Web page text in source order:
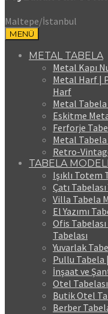
Maltepe/İstanbul
MENÜ
METAL TABELA
Metal Kapı
Metal Harf |
Harf
Metal
Eskitme
Ferforje
Metal
Retro-
TABELA
Işıklı Totem
Çatı
Villa Tabela
El Yazımı
Ofis
Tabelası
Yuvarlak
Pullu Tabela
İnşaat ve
Otel
Butik Otel
Berber